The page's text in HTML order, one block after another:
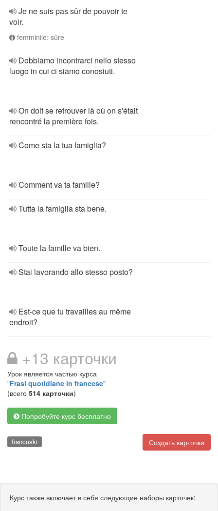
Je ne suis pas sûr de pouvoir te
voir.
femminile: sûre
Dobbiamo incontrarci nello stesso
luogo in cui ci siamo conosiuti.
On doit se retrouver là où on s'était
rencontré la première fois.
Come sta la tua famiglia?
Comment va ta famille?
Tutta la famiglia sta bene.
Toute la famille va bien.
Stai lavorando allo stesso posto?
Est-ce que tu travailles au même
endroit?
+13 карточки
Урок является частью курса
"Frasi quotidiane in francese"
(всего 514 карточки)
Попробуйте курс бесплатно
Создать карточки
francuski
Курс также включает в себя следующие наборы карточек: